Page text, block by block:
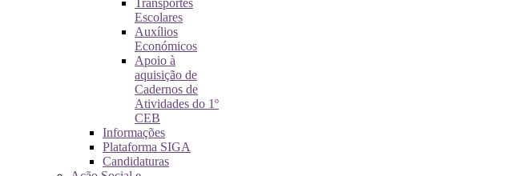
Transportes
Escolares
Auxílios
Económicos
Apoio à
aquisição de
Cadernos de
Atividades do 1º
CEB
Informações
Plataforma SIGA
Candidaturas